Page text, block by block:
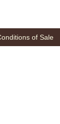
of Sale